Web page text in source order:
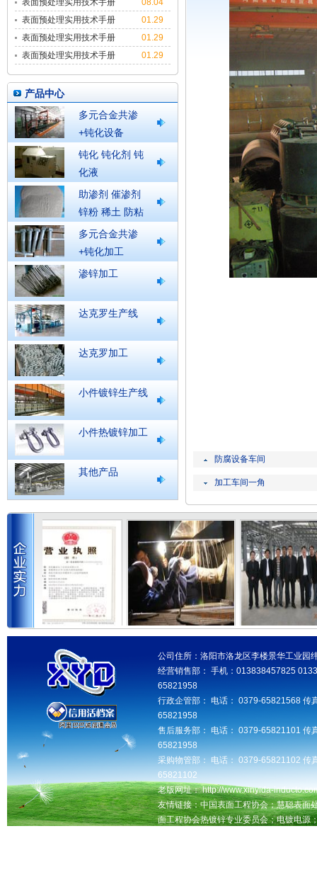
08.04
表面预处理实用技术手册
5
01.29
表面预处理实用技术手册
4
01.29
表面预处理实用技术手册
3
01.29
表面预处理实用技术手册
2
产品中心
多元合金共渗
+钝化设备
钝化 钝化剂 钝
化液
助渗剂 催渗剂
锌粉 稀土 防粘
结剂
多元合金共渗
+钝化加工
渗锌加工
达克罗生产线
达克罗加工
小件镀锌生产线
小件热镀锌加工
其他产品
防腐设备车间
加工车间一角
公司住所：洛阳市洛龙区李楼景华工业
经营销售部： 手机：013838457825
65821958
行政企管部： 电话： 0379-65821568 传
65821958
售后服务部： 电话： 0379-65821101 传
65821958
采购物管部： 电话： 0379-65821102 传
65821102
老版网址： http://www.xinyida-
友情链接：中国表面工程协会；慧聪表面
面工程协会热镀锌专业委员会；电镀电源